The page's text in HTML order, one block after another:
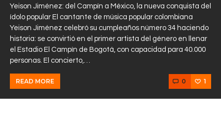
Yeison Jiménez: del Campín a México, la nueva conquista del
ídolo popular El cantante de música popular colombiana
Yeison Jiménez celebró su cumpleaños número 34 haciendo
historia: se convirtió en el primer artista del género en llenar
el Estadio El Campín de Bogotá, con capacidad para 40.000
personas. El concierto,…
READ MORE 0 1